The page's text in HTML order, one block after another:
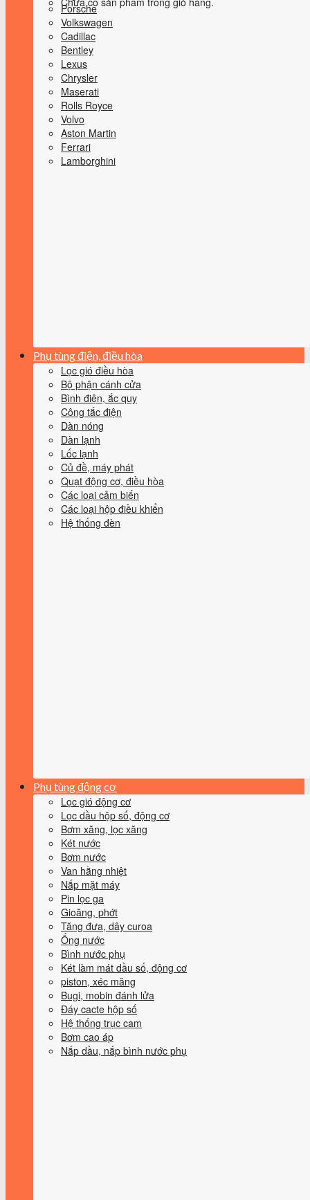
Porsche
Volkswagen
Cadillac
Bentley
Lexus
Chrysler
Maserati
Rolls Royce
Volvo
Aston Martin
Ferrari
Lamborghini
Phụ tùng điện, điều hòa
Lọc gió điều hòa
Bộ phận cánh cửa
Bình điện, ắc quy
Công tắc điện
Dàn nóng
Dàn lạnh
Lốc lạnh
Củ đề, máy phát
Quạt động cơ, điều hòa
Các loại cảm biến
Các loại hộp điều khiển
Hệ thống đèn
Phụ tùng động cơ
Lọc gió động cơ
Lọc dầu hộp số, động cơ
Bơm xăng, lọc xăng
Két nước
Bơm nước
Van hằng nhiệt
Nắp mặt máy
Pin lọc ga
Gioăng, phớt
Tăng đưa, dây curoa
Ống nước
Bình nước phụ
Két làm mát dầu số, động cơ
piston, xéc măng
Bugi, mobin đánh lửa
Đáy cacte hộp số
Hệ thống trục cam
Bơm cao áp
Nắp dầu, nắp bình nước phụ